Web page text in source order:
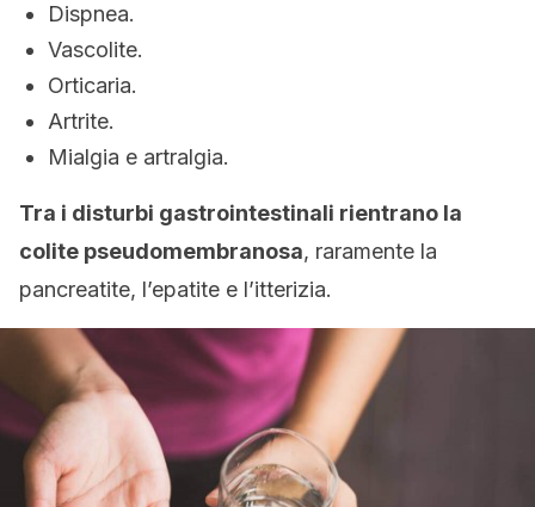
Dispnea.
Vascolite.
Orticaria.
Artrite.
Mialgia e artralgia.
Tra i disturbi gastrointestinali rientrano la
colite pseudomembranosa, raramente la
pancreatite, l’epatite e l’itterizia.